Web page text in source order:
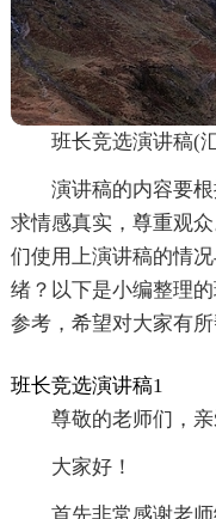
班长竞选演讲稿(
演讲稿的内容要
求情感真实，尊重观
们使用上演讲稿的情
绪？以下是小编整理
参考，希望对大家有所
班长竞选演讲稿1
尊敬的老师们，亲
大家好！